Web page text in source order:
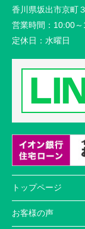
香川県坂出市京町
営業時間： 10:00
定休日： 水曜日
トップページ
お客様の声